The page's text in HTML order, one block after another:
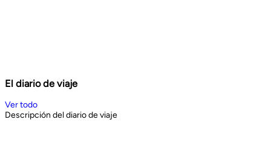
El diario de viaje
Ver todo
Descripción del diario de viaje